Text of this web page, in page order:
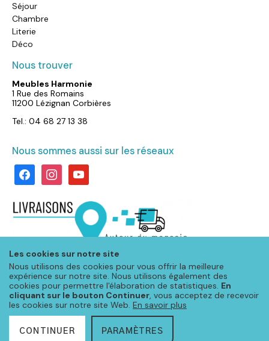
Les cookies sur notre site
Nous utilisons des cookies pour vous offrir la meilleure
expérience sur notre site. Nous utilisons également des
cookies pour permettre l'élaboration de statistiques. En
cliquant sur le bouton Continuer, vous acceptez de recevoir
les cookies sur notre site Web. En savoir plus
CONTINUER PARAMÈTRES
Séjour
Chambre
Literie
Déco
Nous trouver
Meubles Harmonie
1 Rue des Romains
11200 Lézignan Corbières
Tel.: 04 68 27 13 38
Nous sommes aussi sur les réseaux
facebookinstagramyoutube